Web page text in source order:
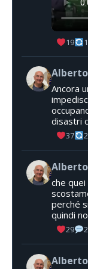
19 1
Ancora
disastri
37 2
che
perché
quindi
29 2